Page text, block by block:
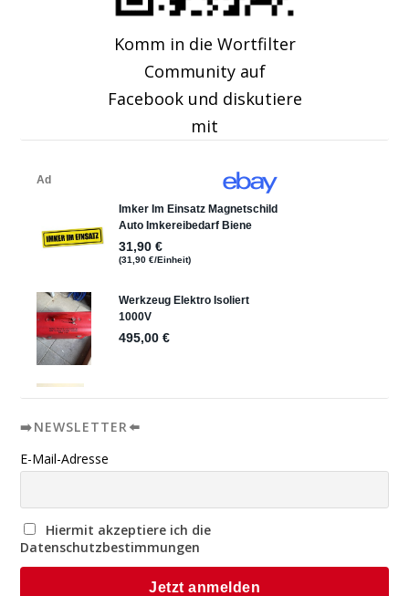
Komm in die Wortfilter
Community auf
Facebook und diskutiere
mit
➡️NEWSLETTER⬅️
E-Mail-Adresse
Hiermit akzeptiere ich die
Datenschutzbestimmungen